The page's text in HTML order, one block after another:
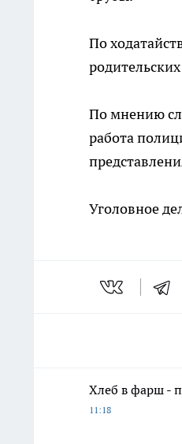
По
По мнению
работа
Уголовное
Хлеб в фарш -
11:18